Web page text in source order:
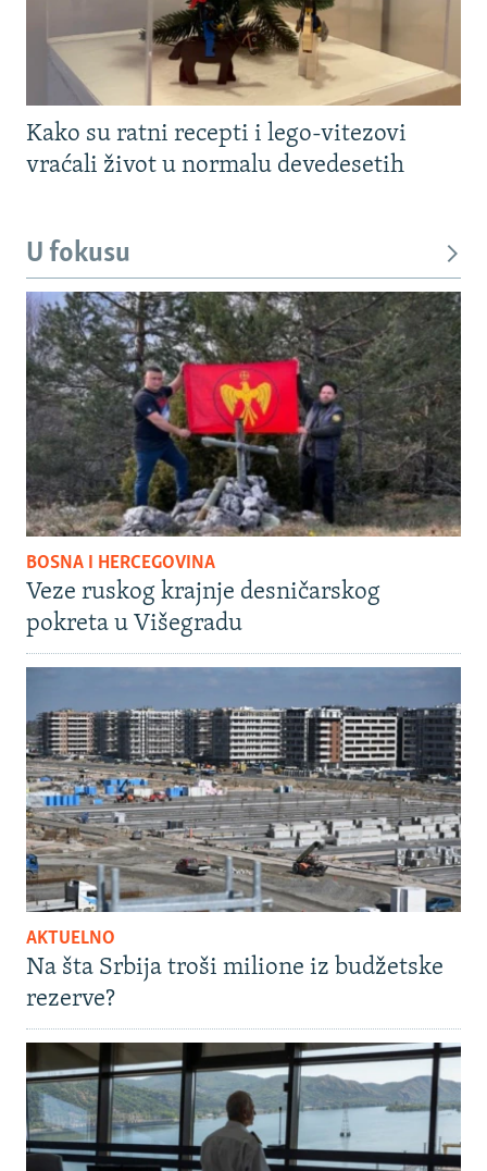
Kako su ratni recepti i lego-vitezovi
vraćali život u normalu devedesetih
U fokusu
BOSNA I HERCEGOVINA
Veze ruskog krajnje desničarskog
pokreta u Višegradu
AKTUELNO
Na šta Srbija troši milione iz budžetske
rezerve?